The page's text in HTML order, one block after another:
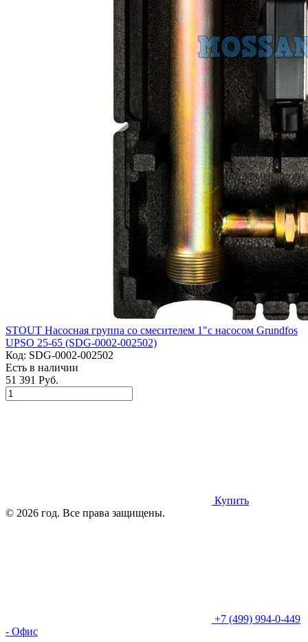
STOUT Насосная группа со смесителем 1"с насосом Grundfos
UPSO 25-65 (SDG-0002-002502)
Код: SDG-0002-002502
Есть в наличии
51 391 Руб.
Купить
© 2026 год. Все права защищены.
+7 (499) 994-0-449
- Офис